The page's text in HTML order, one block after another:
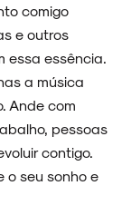
comigo
e outros
essa essência.
a música
Ande com
pessoas
contigo.
o seu sonho e